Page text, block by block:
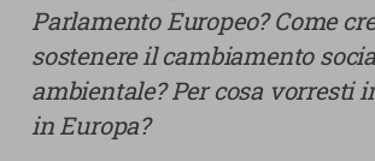
Parlamento Europeo? Come
sostenere il cambiamento
ambientale? Per cosa vorresti
in Europa?